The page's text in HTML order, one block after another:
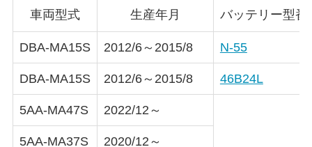
車両型式 生産年月 バッテリー型番
DBA-MA15S 2012/6～2015/8 N-55
DBA-MA15S 2012/6～2015/8 46B24L
5AA-MA47S 2022/12～
5AA-MA37S 2020/12～